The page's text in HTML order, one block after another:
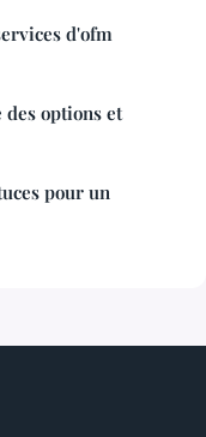
d'ofm
options et
pour un